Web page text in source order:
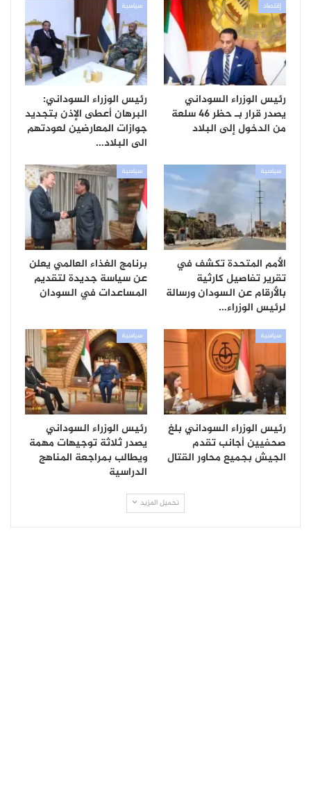
إقتصاد
رئيس الوزراء السوداني
يصدر قرار بـ حظر 46 سلعة
من الدخول إلى البلاد
سياسية
رئيس الوزراء السوداني:
البرهان أعطى الإذن بتجديد
جوازات المعارضين لعودتهم
الى البلاد…
سياسية
الأمم المتحدة تكشف في
تقرير تفاصيل كارثية
بالأرقام عن السودان ورسالة
لرئيس الوزراء…
سياسية
برنامج الغذاء العالمي يعلن
عن سياسة جديدة لتقديم
المساعدات في السودان
سياسية
رئيس الوزراء السوداني بلغ
صحفيين أجانب تقدم
الجيش بجميع محاور القتال
سياسية
رئيس الوزراء السوداني
يصدر ثلاثة توجيهات مهمة
ويطالب بمراجعة المناهج
الدراسية
تحميل المزيد